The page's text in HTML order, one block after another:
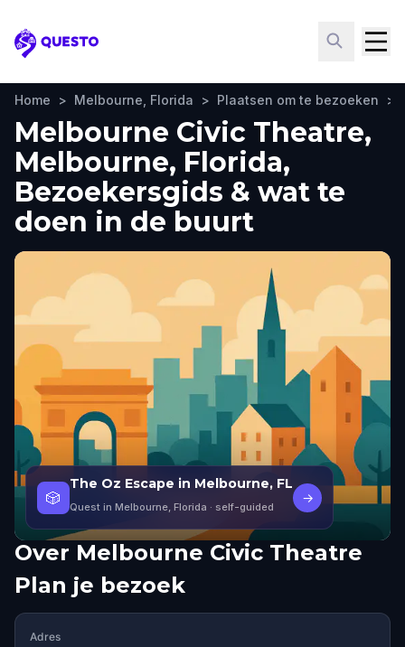
Questo
Home > Melbourne, Florida > Plaatsen om te bezoeken >
Melbourne Civic Theatre,
Melbourne, Florida,
Bezoekersgids & wat te
doen in de buurt
🎲
The Oz Escape in Melbourne, FL
Quest in Melbourne, Florida · self-guided
→
Over Melbourne Civic Theatre
Plan je bezoek
Adres